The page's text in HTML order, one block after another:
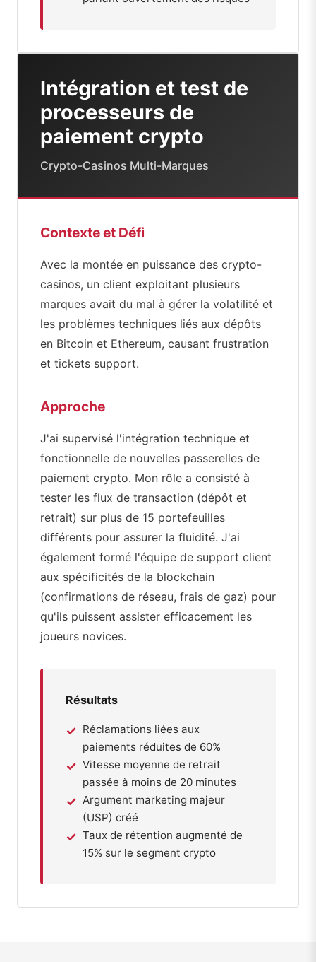
Intégration et test de
processeurs de
paiement crypto
Crypto-Casinos Multi-Marques
Contexte et Défi
Avec la montée en puissance des crypto-
casinos, un client exploitant plusieurs
marques avait du mal à gérer la volatilité et
les problèmes techniques liés aux dépôts
en Bitcoin et Ethereum, causant frustration
et tickets support.
Approche
J'ai supervisé l'intégration technique et
fonctionnelle de nouvelles passerelles de
paiement crypto. Mon rôle a consisté à
tester les flux de transaction (dépôt et
retrait) sur plus de 15 portefeuilles
différents pour assurer la fluidité. J'ai
également formé l'équipe de support client
aux spécificités de la blockchain
(confirmations de réseau, frais de gaz) pour
qu'ils puissent assister efficacement les
joueurs novices.
Résultats
Réclamations liées aux
paiements réduites de 60%
Vitesse moyenne de retrait
passée à moins de 20 minutes
Argument marketing majeur
(USP) créé
Taux de rétention augmenté de
15% sur le segment crypto